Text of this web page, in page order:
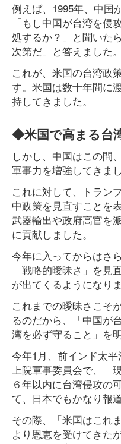
例えば、1995年、中国
「もし中国が台湾を侵
処するか？」と聞いた
次第だ」と答えました。
これが、米国の台湾政
す。米国は数十年間に
持してきました。
◆米国で高まる台
しかし、中国はこの間
軍事力を増強してきまし
これに対して、トラン
中政策を見直すことを
武器輸出や政府高官を
に貢献しました。
今年に入ってからはさ
「戦略的曖昧さ」を見
が出てくるようになりま
これまでの曖昧さこそ
るのだから、「中国が
湾を必ず守ること」を
今年1月、前インド太
上院軍事委員会で、「
６年以内に台湾侵攻の
て、日本でもかなり報
その際、「米国はこれ
より恩恵を受けてきた